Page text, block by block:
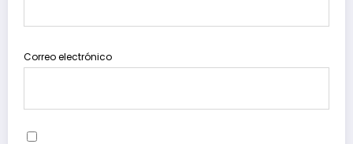
Correo electrónico